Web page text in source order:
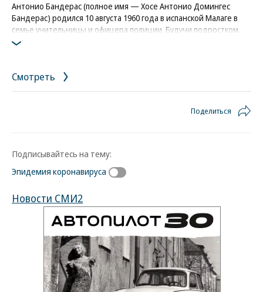
Антонио Бандерас (полное имя — Хосе Антонио Домингес
Бандерас) родился 10 августа 1960 года в испанской Малаге в
семье учительницы и офицера полиции. Будучи подростком,
хотел стать профессиональным футболистом, но перелом ноги
Фото: Family album
Смотреть
Поделиться
Подписывайтесь на тему:
Эпидемия коронавируса
Новости СМИ2